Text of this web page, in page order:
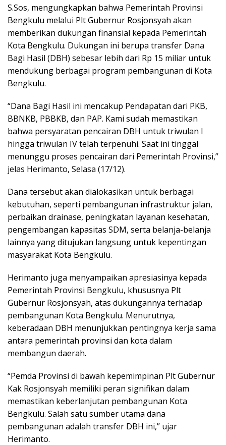
S.Sos, mengungkapkan bahwa Pemerintah Provinsi
Bengkulu melalui Plt Gubernur Rosjonsyah akan
memberikan dukungan finansial kepada Pemerintah
Kota Bengkulu. Dukungan ini berupa transfer Dana
Bagi Hasil (DBH) sebesar lebih dari Rp 15 miliar untuk
mendukung berbagai program pembangunan di Kota
Bengkulu.
“Dana Bagi Hasil ini mencakup Pendapatan dari PKB,
BBNKB, PBBKB, dan PAP. Kami sudah memastikan
bahwa persyaratan pencairan DBH untuk triwulan I
hingga triwulan IV telah terpenuhi. Saat ini tinggal
menunggu proses pencairan dari Pemerintah Provinsi,”
jelas Herimanto, Selasa (17/12).
Dana tersebut akan dialokasikan untuk berbagai
kebutuhan, seperti pembangunan infrastruktur jalan,
perbaikan drainase, peningkatan layanan kesehatan,
pengembangan kapasitas SDM, serta belanja-belanja
lainnya yang ditujukan langsung untuk kepentingan
masyarakat Kota Bengkulu.
Herimanto juga menyampaikan apresiasinya kepada
Pemerintah Provinsi Bengkulu, khususnya Plt
Gubernur Rosjonsyah, atas dukungannya terhadap
pembangunan Kota Bengkulu. Menurutnya,
keberadaan DBH menunjukkan pentingnya kerja sama
antara pemerintah provinsi dan kota dalam
membangun daerah.
“Pemda Provinsi di bawah kepemimpinan Plt Gubernur
Kak Rosjonsyah memiliki peran signifikan dalam
memastikan keberlanjutan pembangunan Kota
Bengkulu. Salah satu sumber utama dana
pembangunan adalah transfer DBH ini,” ujar
Herimanto.